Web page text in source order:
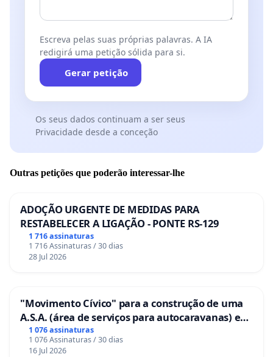
Escreva pelas suas próprias palavras. A IA
redigirá uma petição sólida para si.
Gerar petição
Os seus dados continuam a ser seus
Privacidade desde a conceção
Outras petições que poderão interessar-lhe
ADOÇÃO URGENTE DE MEDIDAS PARA
RESTABELECER A LIGAÇÃO - PONTE RS-129
1 716 assinaturas
1 716 Assinaturas / 30 dias
28 Jul 2026
"Movimento Cívico" para a construção de uma
A.S.A. (área de serviços para autocaravanas) em
Coimbra
1 076 assinaturas
1 076 Assinaturas / 30 dias
16 Jul 2026